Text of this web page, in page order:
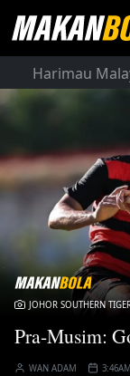
Harimau
JOHOR SOUTHERN
Pra-Musim:
WAN ADAM